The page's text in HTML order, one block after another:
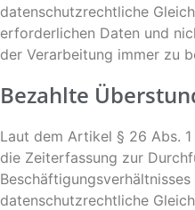
datenschutzrechtliche
erforderlichen Daten und
der Verarbeitung immer zu
Bezahlte
Laut dem Artikel § 26 Abs.
die Zeiterfassung zur
datenschutzrechtliche